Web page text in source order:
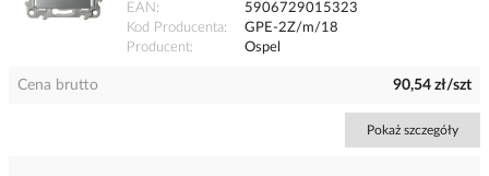
EAN
5906729015323
Kod Producenta
GPE-2Z/m/18
Producent
Ospel
Cena brutto 90,54 zł/szt
Pokaż szczegóły